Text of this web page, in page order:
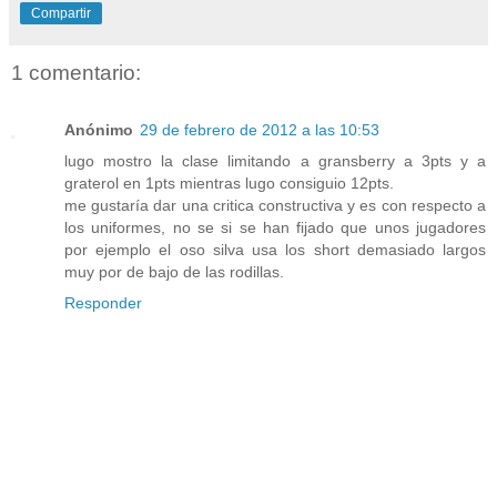
Compartir
1 comentario:
Anónimo 29 de febrero de 2012 a las 10:53
lugo mostro la clase limitando a gransberry a 3pts y a
graterol en 1pts mientras lugo consiguio 12pts.
me gustaría dar una critica constructiva y es con respecto a
los uniformes, no se si se han fijado que unos jugadores
por ejemplo el oso silva usa los short demasiado largos
muy por de bajo de las rodillas.
Responder